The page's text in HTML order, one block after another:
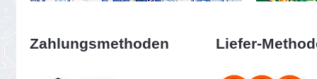
Zahlungsmethoden Liefer-